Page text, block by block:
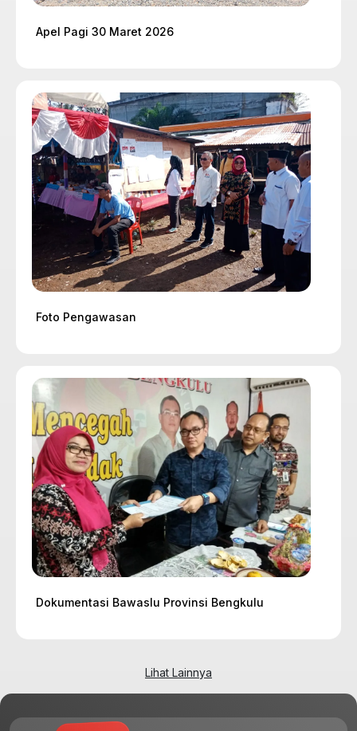
Apel Pagi 30 Maret 2026
Foto Pengawasan
Dokumentasi Bawaslu Provinsi Bengkulu
Lihat Lainnya